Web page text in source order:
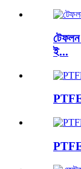
টেফলন
ই...
PTFE
PTFE